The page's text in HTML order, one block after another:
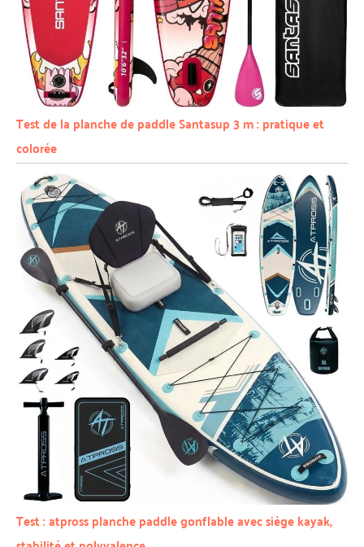
Test de la planche de paddle Santasup 3 m : pratique et
colorée
Test : atpross planche paddle gonflable avec siège kayak,